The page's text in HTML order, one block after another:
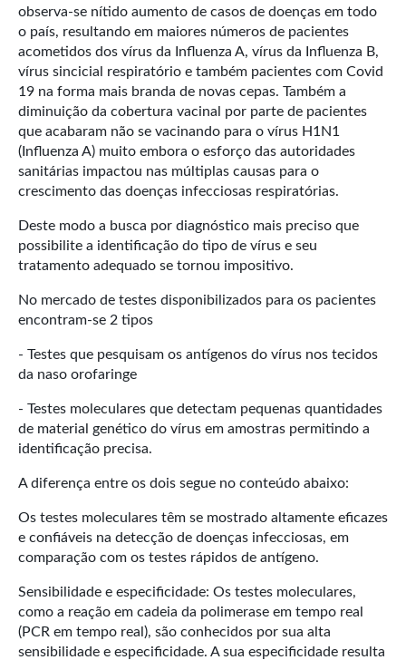
observa-se nítido aumento de casos de doenças em todo
o país, resultando em maiores números de pacientes
acometidos dos vírus da Influenza A, vírus da Influenza B,
vírus sincicial respiratório e também pacientes com Covid
19 na forma mais branda de novas cepas. Também a
diminuição da cobertura vacinal por parte de pacientes
que acabaram não se vacinando para o vírus H1N1
(Influenza A) muito embora o esforço das autoridades
sanitárias impactou nas múltiplas causas para o
crescimento das doenças infecciosas respiratórias.
Deste modo a busca por diagnóstico mais preciso que
possibilite a identificação do tipo de vírus e seu
tratamento adequado se tornou impositivo.
No mercado de testes disponibilizados para os pacientes
encontram-se 2 tipos
- Testes que pesquisam os antígenos do vírus nos tecidos
da naso orofaringe
- Testes moleculares que detectam pequenas quantidades
de material genético do vírus em amostras permitindo a
identificação precisa.
A diferença entre os dois segue no conteúdo abaixo:
Os testes moleculares têm se mostrado altamente eficazes
e confiáveis na detecção de doenças infecciosas, em
comparação com os testes rápidos de antígeno.
Sensibilidade e especificidade: Os testes moleculares,
como a reação em cadeia da polimerase em tempo real
(PCR em tempo real), são conhecidos por sua alta
sensibilidade e especificidade. A sua especificidade resulta